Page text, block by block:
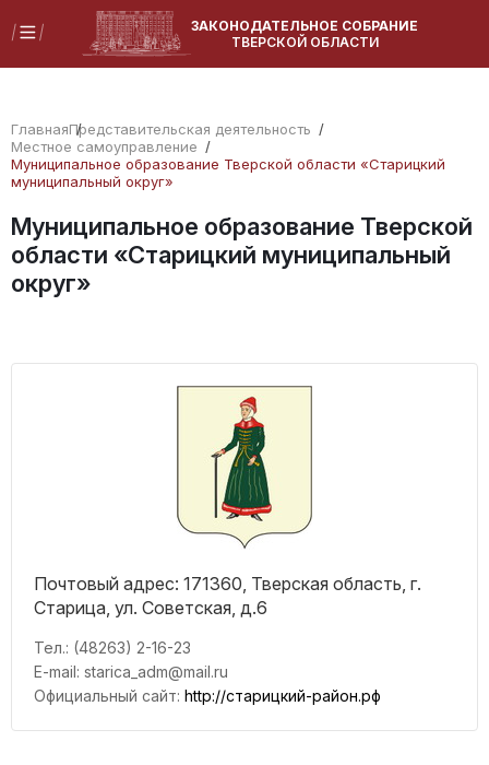
ЗАКОНОДАТЕЛЬНОЕ СОБРАНИЕ
ТВЕРСКОЙ ОБЛАСТИ
ГлавнаяПредставительская деятельность
Местное самоуправление
Муниципальное образование Тверской области «Старицкий
муниципальный округ»
Муниципальное образование Тверской
области «Старицкий муниципальный
округ»
Почтовый адрес: 171360, Тверская область, г.
Старица, ул. Советская, д.6
Тел.: (48263) 2-16-23
E-mail: starica_adm@mail.ru
Официальный сайт: http://старицкий-район.рф